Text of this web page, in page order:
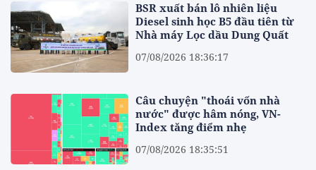
BSR xuất bán lô nhiên liệu
Diesel sinh học B5 đầu tiên từ
Nhà máy Lọc dầu Dung Quất
07/08/2026 18:36:17
Câu chuyện "thoái vốn nhà
nước" được hâm nóng, VN-
Index tăng điểm nhẹ
07/08/2026 18:35:51